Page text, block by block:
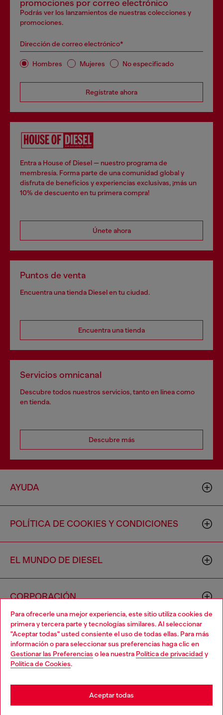
Para ofrecerle una mejor experiencia, este sitio utiliza cookies de
primera y tercera parte y tecnologías similares. Al seleccionar
"Aceptar todas" usted consiente el uso de todas ellas. Para más
información o para seleccionar sus preferencias haga clic en
Gestionar las Preferencias o lea nuestra Política de privacidad y
Política de Cookies.
Aceptar todas
promociones por correo electrónico
Podrás ver los lanzamientos de nuestras colecciones y
promociones.
Dirección de correo electrónico*
Hombres Mujeres No especificado
Regístrate ahora
Entra a House of Diesel — nuestro programa de
membresía. Forma parte de una comunidad global y
disfruta de beneficios y experiencias exclusivas, ¡más un
10% de descuento en tu primera compra!
Únete ahora
Puntos de venta
Encuentra una tienda Diesel en tu ciudad.
Encuentra una tienda
Servicios omnicanal
Descubre todos nuestros servicios, tanto en línea como
en tienda.
Descubre más
AYUDA
POLÍTICA DE COOKIES Y CONDICIONES
EL MUNDO DE DIESEL
CORPORACIÓN
Copyright © 2026 Diesel SpA - Todos los derechos reservados -